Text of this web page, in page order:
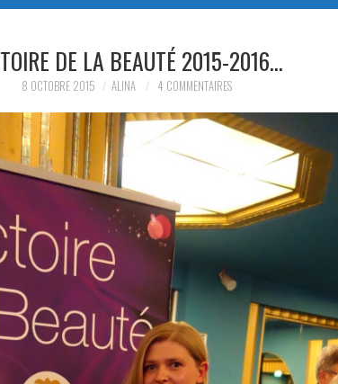
DE LA BEAUTÉ 2015-2016…
8 OCTOBRE 2015 ALINA 4 COMMENTAIRES